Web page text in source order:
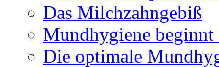
Das Milchzahngebiß
Mundhygiene beginnt
Die optimale